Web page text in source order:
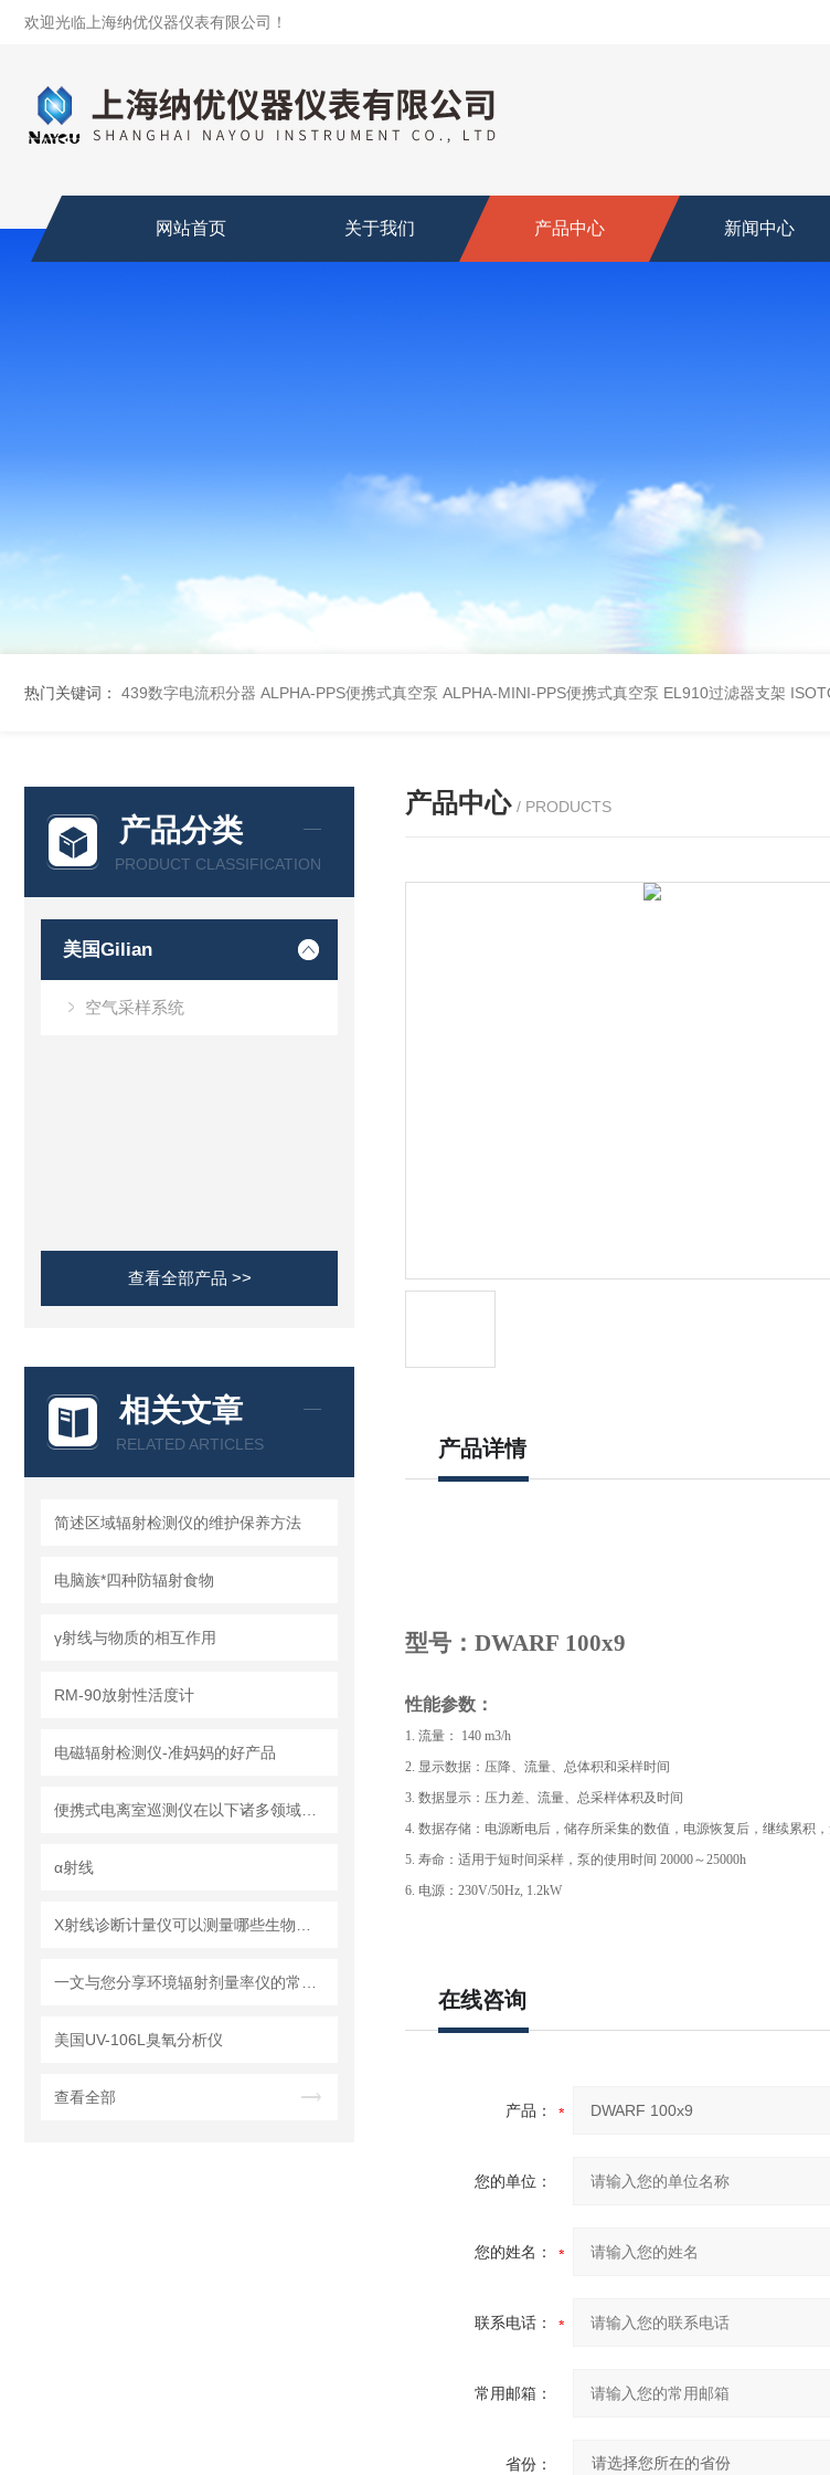
欢迎光临上海纳优仪器仪表有限公司！
网站首页 关于我们 产品中心 新闻中心
热门关键词： 439数字电流积分器 ALPHA-PPS便携式真空泵 ALPHA-MINI-PPS便携式真空泵 EL910过滤器支架
产品分类
PRODUCT CLASSIFICATION
美国Gilian
空气采样系统
查看全部产品 >>
相关文章
RELATED ARTICLES
简述区域辐射检测仪的维护保养方法
电脑族*四种防辐射食物
γ射线与物质的相互作用
RM-90放射性活度计
电磁辐射检测仪-准妈妈的好产品
α射线
美国UV-106L臭氧分析仪
查看全部
产品中心 / PRODUCTS
产品详情
型号：DWARF 100x9
性能参数：
1. 流量： 140 m3/h
2. 显示数据：压降、流量、总体积和采样时间
3. 数据显示：压力差、流量、总采样体积及时间
4. 数据存储：电源断电后，储存所采集的数值，电源恢复后，继续累积
5. 寿命：适用于短时间采样，泵的使用时间 20000～25000h
6. 电源：230V/50Hz, 1.2kW
在线咨询
产品：
您的单位：
您的姓名：
联系电话：
常用邮箱：
省份：